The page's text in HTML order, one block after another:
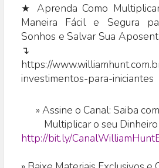
★ Aprenda Como
Maneira Fácil e Segura
Sonhos e Salvar Sua
↴
https://
investimentos-para-iniciantes
»Assine o Canal: Saiba
Multiplicar o seu
http://bit.ly/